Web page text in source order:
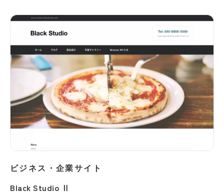
ビジネス・企業サイト
Black Studio Ⅱ